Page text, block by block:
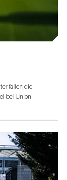
fallen die
bei Union.